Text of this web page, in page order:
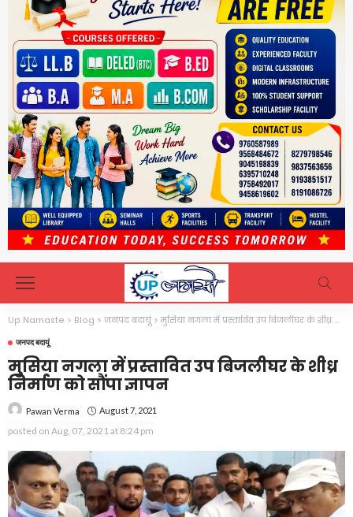
Up Namaste > Blog > जनपद बदायूं>मुसिया नगला में प्रस्तावित उप बिजलीघर के शीध्र निर्माण को सौंपा ज्ञापन
जनपद बदायूं
मुसिया नगला में प्रस्तावित उप बिजलीघर के शीध्र
निर्माण को सौंपा ज्ञापन
Pawan Verma August 7, 2021
posted on Aug. 07, 2021 at 8:24 pm